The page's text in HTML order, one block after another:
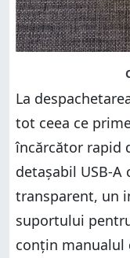
La
tot ceea ce
încărcător rapid
detașabil USB-A
transparent, un
suportului
conțin manualul